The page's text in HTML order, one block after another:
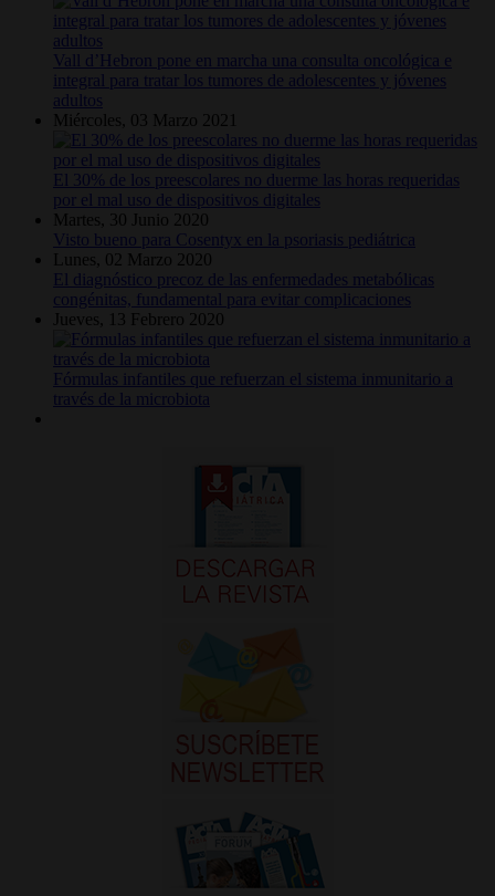
Vall d’Hebron pone en marcha una consulta oncológica e
integral para tratar los tumores de adolescentes y jóvenes
adultos
Miércoles, 03 Marzo 2021
El 30% de los preescolares no duerme las horas requeridas
por el mal uso de dispositivos digitales
Martes, 30 Junio 2020
Visto bueno para Cosentyx en la psoriasis pediátrica
Lunes, 02 Marzo 2020
El diagnóstico precoz de las enfermedades metabólicas
congénitas, fundamental para evitar complicaciones
Jueves, 13 Febrero 2020
Fórmulas infantiles que refuerzan el sistema inmunitario a
través de la microbiota